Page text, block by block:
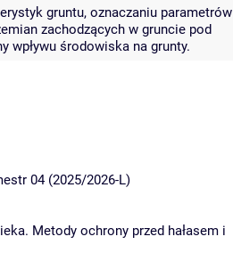
gruntu, oznaczaniu parametrów
zachodzących w gruncie pod
wpływu środowiska na grunty.
04 (2025/2026-L)
Metody ochrony przed hałasem i